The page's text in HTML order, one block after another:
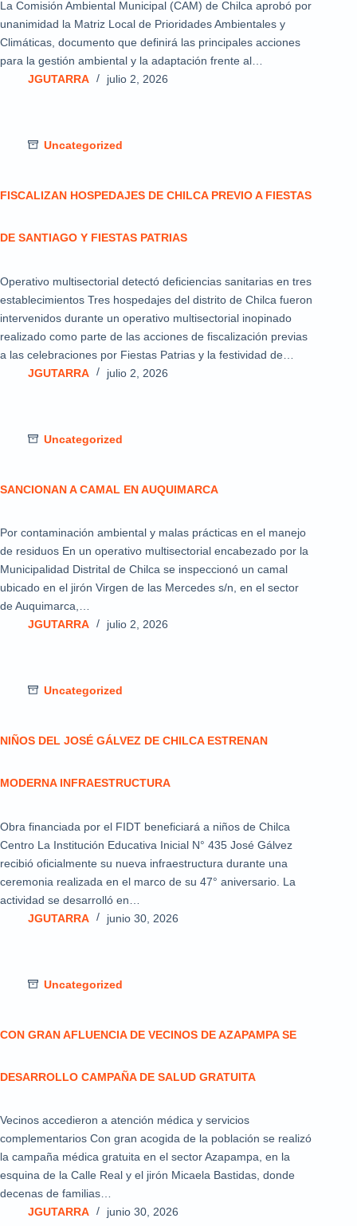
La Comisión Ambiental Municipal (CAM) de Chilca aprobó por
unanimidad la Matriz Local de Prioridades Ambientales y
Climáticas, documento que definirá las principales acciones
para la gestión ambiental y la adaptación frente al…
JGUTARRA
julio 2, 2026
Uncategorized
FISCALIZAN HOSPEDAJES DE CHILCA PREVIO A FIESTAS
DE SANTIAGO Y FIESTAS PATRIAS
Operativo multisectorial detectó deficiencias sanitarias en tres
establecimientos Tres hospedajes del distrito de Chilca fueron
intervenidos durante un operativo multisectorial inopinado
realizado como parte de las acciones de fiscalización previas
a las celebraciones por Fiestas Patrias y la festividad de…
JGUTARRA
julio 2, 2026
Uncategorized
SANCIONAN A CAMAL EN AUQUIMARCA
Por contaminación ambiental y malas prácticas en el manejo
de residuos En un operativo multisectorial encabezado por la
Municipalidad Distrital de Chilca se inspeccionó un camal
ubicado en el jirón Virgen de las Mercedes s/n, en el sector
de Auquimarca,…
JGUTARRA
julio 2, 2026
Uncategorized
NIÑOS DEL JOSÉ GÁLVEZ DE CHILCA ESTRENAN
MODERNA INFRAESTRUCTURA
Obra financiada por el FIDT beneficiará a niños de Chilca
Centro La Institución Educativa Inicial N° 435 José Gálvez
recibió oficialmente su nueva infraestructura durante una
ceremonia realizada en el marco de su 47° aniversario. La
actividad se desarrolló en…
JGUTARRA
junio 30, 2026
Uncategorized
CON GRAN AFLUENCIA DE VECINOS DE AZAPAMPA SE
DESARROLLO CAMPAÑA DE SALUD GRATUITA
Vecinos accedieron a atención médica y servicios
complementarios Con gran acogida de la población se realizó
la campaña médica gratuita en el sector Azapampa, en la
esquina de la Calle Real y el jirón Micaela Bastidas, donde
decenas de familias…
JGUTARRA
junio 30, 2026